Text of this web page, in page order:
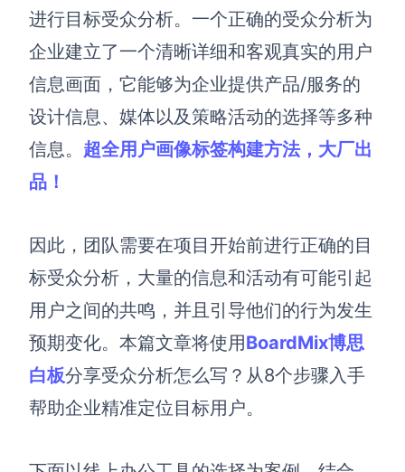
博思设计
一体化产品设计工具
博思AIPPT
AI生成PPT，支持在线编辑
资源与下载
向团队介绍
下载
进行目标受众分析。一个正确的受众分析为
企业建立了一个清晰详细和客观真实的用户
信息画面，它能够为企业提供产品/服务的
设计信息、媒体以及策略活动的选择等多种
信息。 超全用户画像标签构建方法，大厂出
品！
因此，团队需要在项目开始前进行正确的目
标受众分析，大量的信息和活动有可能引起
用户之间的共鸣，并且引导他们的行为发生
预期变化。 本篇文章将使用BoardMix博思
白板分享受众分析怎么写 ？ 从8个步骤入手
帮助企业精准定位目标用户。